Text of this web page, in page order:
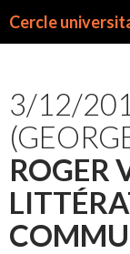
Cercle
3/12/
ROGER